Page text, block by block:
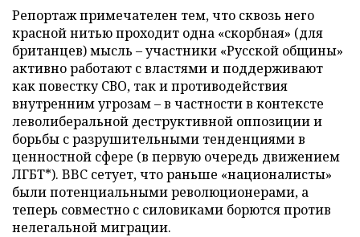
Репортаж примечателен тем, что сквозь него
красной нитью проходит одна «скорбная» (для
британцев) мысль – участники «Русской общины»
активно работают с властями и поддерживают
как повестку СВО, так и противодействия
внутренним угрозам – в частности в контексте
леволиберальной деструктивной оппозиции и
борьбы с разрушительными тенденциями в
ценностной сфере (в первую очередь движением
ЛГБТ*). BBC сетует, что раньше «националисты»
были потенциальными революционерами, а
теперь совместно с силовиками борются против
нелегальной миграции.